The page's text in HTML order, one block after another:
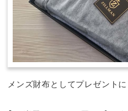
メンズ財布としてプレゼントに